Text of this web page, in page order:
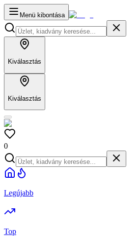
Menü kibontása
Kiválasztás
Kiválasztás
0
Legújabb
Top